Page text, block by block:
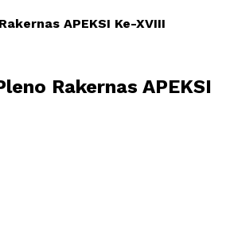
APEKSI Ke-XVIII
Rakernas APEKSI